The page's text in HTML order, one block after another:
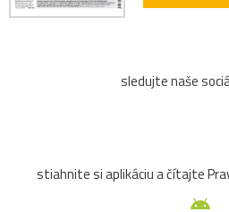
sledujte naše
stiahnite si aplikáciu a čítajte